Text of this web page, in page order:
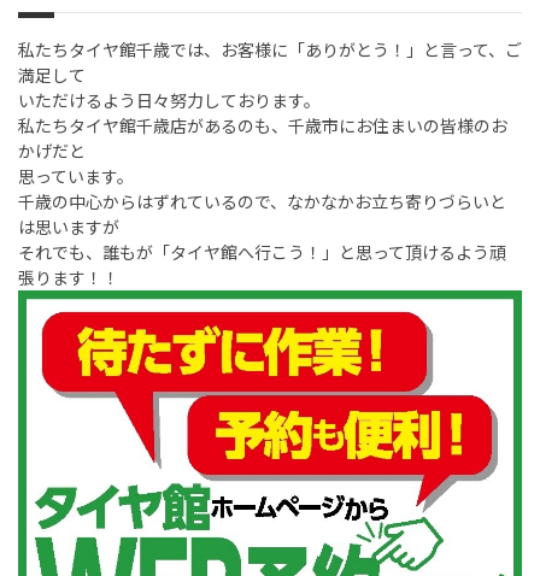
私たちタイヤ館千歳では、お客様に「ありがとう！」と言って、ご
満足して
いただけるよう日々努力しております。
私たちタイヤ館千歳店があるのも、千歳市にお住まいの皆様のお
かげだと
思っています。
千歳の中心からはずれているので、なかなかお立ち寄りづらいと
は思いますが
それでも、誰もが「タイヤ館へ行こう！」と思って頂けるよう頑
張ります！！